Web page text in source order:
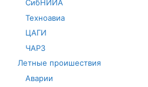
СибНИИА
Техноавиа
ЦАГИ
ЧАРЗ
Летные проишествия
Аварии